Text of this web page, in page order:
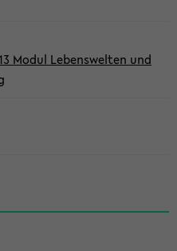
Modul Lebenswelten und